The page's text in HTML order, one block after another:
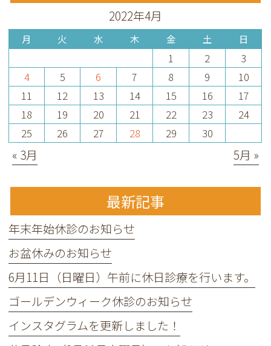
2022年4月
月 火 水 木 金 土 日
1 2
3
4
5 6 7 8 9
10
11
12 13 14 15 16
17
18
19 20 21 22 23
24
25
26 27 28 29 30
« 3月 5月 »
最新記事
年末年始休診のお知らせ
お盆休みのお知らせ
6月11日（日曜日）午前に休日診療を行います。
ゴールデンウィーク休診のお知らせ
インスタグラムを更新しました！